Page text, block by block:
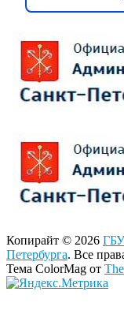
Копирайт © 2026
Петербурга. Все
Тема ColorMag от